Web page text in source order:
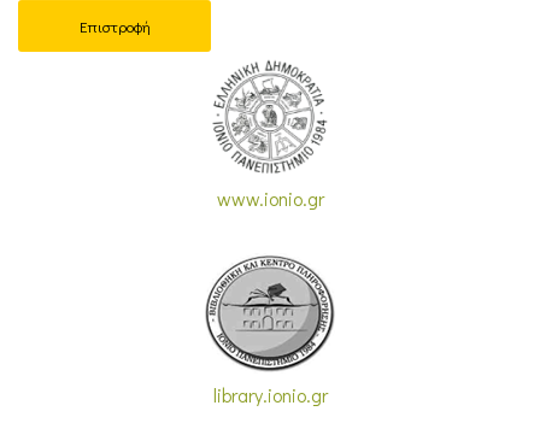
Επιστροφή
www.ionio.gr
library.ionio.gr